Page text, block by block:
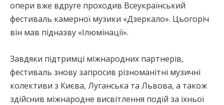
опери вже вдруге проходив Всеукраїнський
фестиваль камерної музики «Дзеркало». Цьогоріч
він мав підназву «Ілюмінації».
Завдяки підтримці міжнародних партнерів,
фестиваль знову запросив різноманітні музичні
колективи з Києва, Луганська та Львова, а також
здійснив міжнародне висвітлення подій за їхньої